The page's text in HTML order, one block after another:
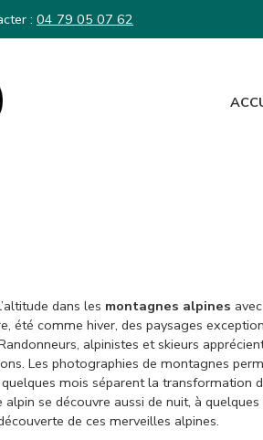
: 04 79 05 07 62
dans les montagnes alpines
été comme hiver, des paysages
alpinistes et skieurs
Les photographies de montagnes
mois séparent la transformation
alpin se découvre aussi de nuit, à
de ces merveilles alpines.